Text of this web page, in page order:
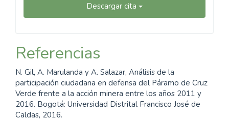
Descargar cita
Referencias
N. Gil, A. Marulanda y A. Salazar, Análisis de la
participación ciudadana en defensa del Páramo de Cruz
Verde frente a la acción minera entre los años 2011 y
2016. Bogotá: Universidad Distrital Francisco José de
Caldas, 2016.